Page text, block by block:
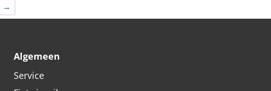
→
Algemeen
Service